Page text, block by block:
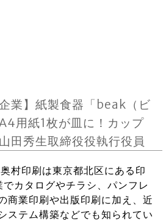
業】紙製食器「beak（ビ
用紙1枚が皿に！カップ
秀生取締役役執行役員
村印刷は東京都北区にある印
カタログやチラシ、パンフレ
商業印刷や出版印刷に加え、近
ステム構築などでも知られてい